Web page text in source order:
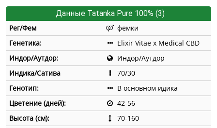
Данные Tatanka Pure 100% (3)
Рег/Фем
фемки
Генетика:
Elixir Vitae x Medical CBD
Индор/Аутдор:
Индор/Аутдор
Индика/Сатива
70/30
Генотип:
В основном идика
Цветение (дней):
42-56
Высота (см):
70-160